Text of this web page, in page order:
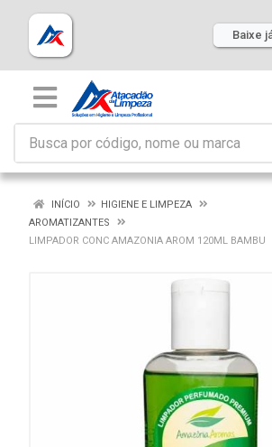
Baixe
INÍCIO
HIGIENE E LIMPEZA
AROMATIZANTES
LIMPADOR CONC AMAZONIA AROM 120ML BAMBU